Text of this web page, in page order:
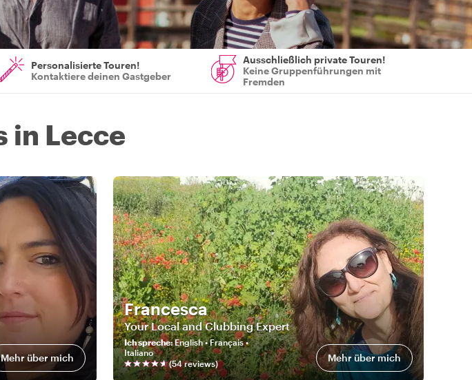
Personalisierte Touren!
Kontaktiere deinen Gastgeber
Ausschließlich private Touren!
Keine Gruppenführungen mit
Fremden
in Lecce
Mehr über mich
Francesca
Your Local and Clubbing Expert
Ich spreche:English • Français •
Italiano
(54reviews) Mehr über mich